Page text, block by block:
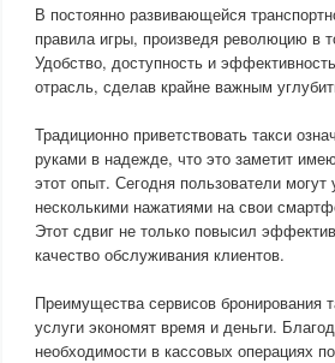
В постоянно развивающейся
правила игры, произведя революцию в
Удобство, доступность и
отрасль, сделав крайне важным
Традиционно приветствовать такси
руками в надежде, что это заметит
этот опыт. Сегодня пользователи могут
несколькими нажатиями на свои
Этот сдвиг не только повысил
качество обслуживания клиентов.
Преимущества сервисов бронирования
услуги экономят время и деньги.
необходимости в кассовых операциях